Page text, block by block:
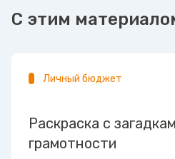
С этим
Личный бюджет
Раскраска с
грамотности